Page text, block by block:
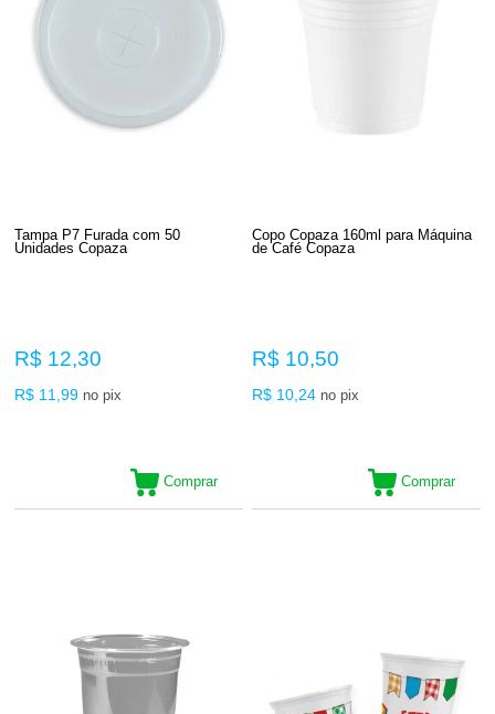
Tampa P7 Furada com 50
Unidades Copaza
R$ 12,30
R$ 11,99 no pix
Comprar
Copo Copaza 160ml para Máquina
de Café Copaza
R$ 10,50
R$ 10,24 no pix
Comprar